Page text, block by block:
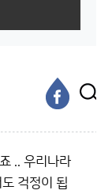
.. 우리나라
걱정이 됩